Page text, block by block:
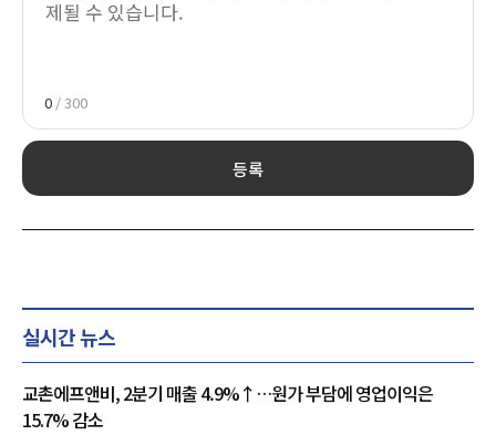
0 / 300
등록
실시간 뉴스
교촌에프앤비, 2분기 매출 4.9%↑…원가 부담에 영업이익은
15.7% 감소